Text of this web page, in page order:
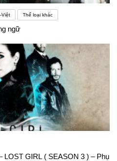
Việt Thể loại khác
ngữ
LOST GIRL ( SEASON 3 ) – Phụ